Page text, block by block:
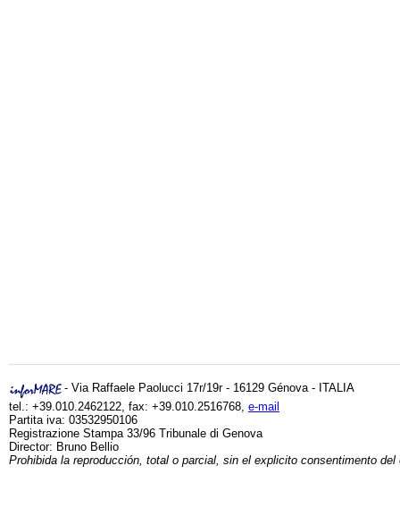
- Via Raffaele Paolucci 17r/19r - 16129 Génova - ITALIA
tel.: +39.010.2462122, fax: +39.010.2516768, e-mail
Partita iva: 03532950106
Registrazione Stampa 33/96 Tribunale di Genova
Director: Bruno Bellio
Prohibida la reproducción, total o parcial, sin el explicito consentimento del